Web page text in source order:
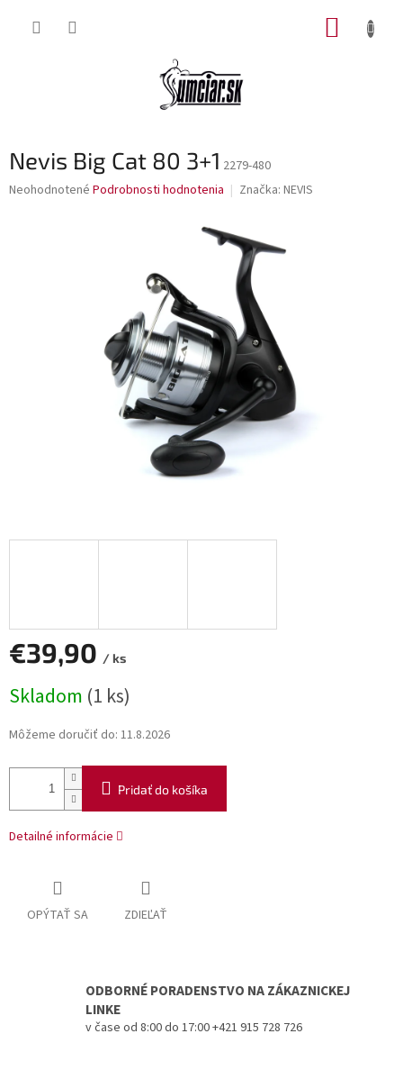
Nevis Big Cat 80 3+1 2279-480
Priemerné
Neohodnotené Podrobnosti hodnotenia Značka: NEVIS
€39,90 / ks
cena:
Skladom (1 ks)
Môžeme doručiť do: 11.8.2026
Pridať do košíka
Detailné informácie
OPÝTAŤ SA ZDIEĽAŤ
ODBORNÉ PORADENSTVO NA ZÁKAZNICKEJ
LINKE
v čase od 8:00 do 17:00 +421 915 728 726